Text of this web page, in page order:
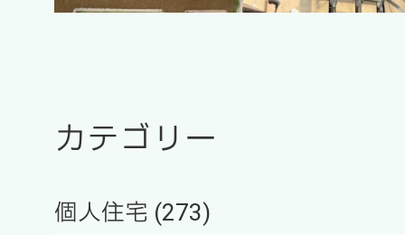
カテゴリー
個人住宅 (273)